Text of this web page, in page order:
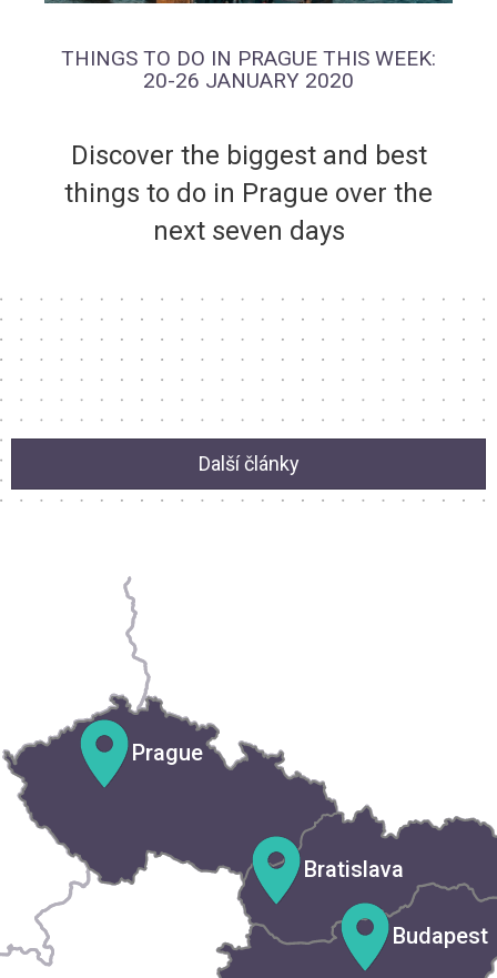
THINGS TO DO IN PRAGUE THIS WEEK:
20-26 JANUARY 2020
Discover the biggest and best
things to do in Prague over the
next seven days
Další články
Budapest
Bratislava
Prague